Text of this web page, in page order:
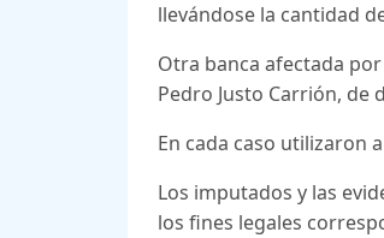
llevándose la cantidad
Otra banca afectada
Pedro Justo Carrión, de
En cada caso utilizaron
Los imputados y las
los fines legales